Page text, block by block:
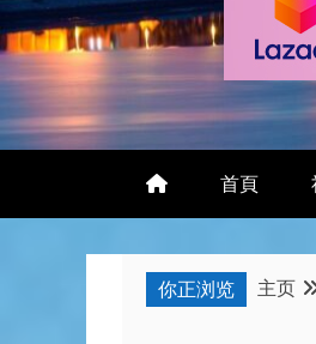
首頁
你正浏览 主页